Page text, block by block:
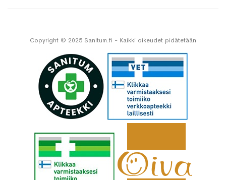
Copyright © 2025 Sanitum.fi - Kaikki oikeudet pidätetään